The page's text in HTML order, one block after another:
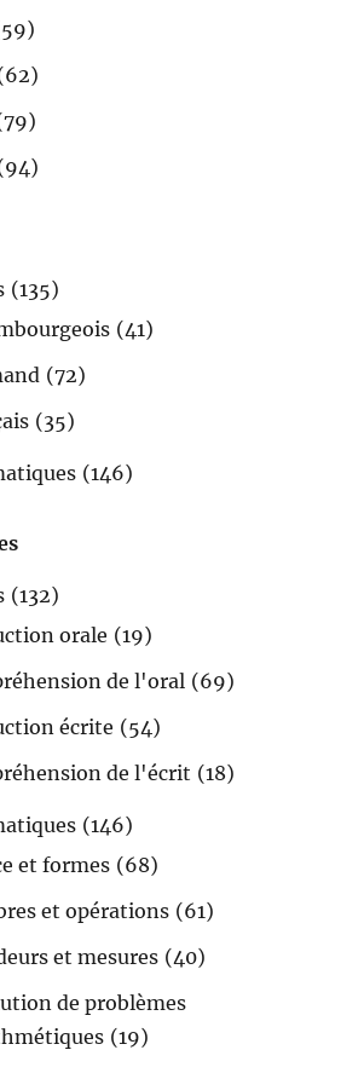
(135)
(41)
(72)
(35)
(146)
(132)
orale (19)
de l'oral (69)
écrite (54)
de l'écrit (18)
(146)
et formes (68)
et opérations (61)
et mesures (40)
de problèmes
(19)